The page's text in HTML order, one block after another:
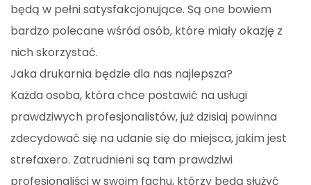
będą w pełni satysfakcjonujące. Są one bowiem
bardzo polecane wśród osób, które miały okazję z
nich skorzystać.
Jaka drukarnia będzie dla nas najlepsza?
Każda osoba, która chce postawić na usługi
prawdziwych profesjonalistów, już dzisiaj powinna
zdecydować się na udanie się do miejsca, jakim jest
strefaxero. Zatrudnieni są tam prawdziwi
profesjonaliści w swoim fachu, którzy będą służyć